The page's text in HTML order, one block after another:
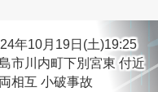
年10月19日(土)19:25
市川内町下別宮東 付近
相互 小破事故